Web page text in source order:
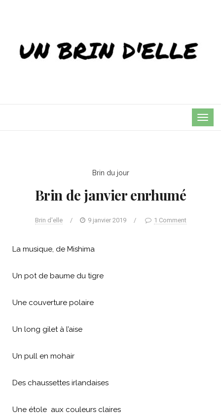
Brin du jour
Brin de janvier enrhumé
Brin d'elle / 9 janvier 2019 / 1 Comment
La musique, de Mishima
Un pot de baume du tigre
Une couverture polaire
Un long gilet à l’aise
Un pull en mohair
Des chaussettes irlandaises
Une étole aux couleurs claires